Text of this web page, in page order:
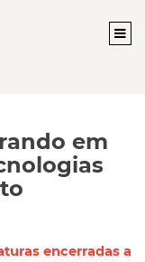
em
encerradas a